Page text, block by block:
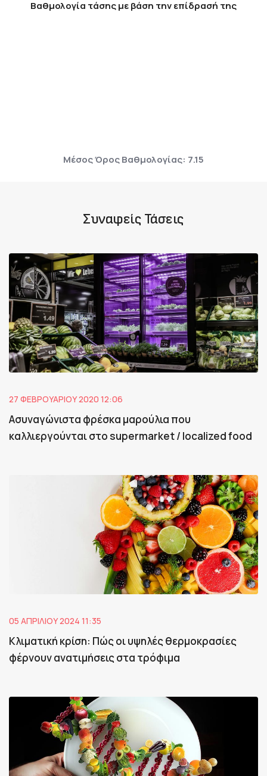
Βαθμολογία τάσης με βάση την επίδρασή της
Μέσος Όρος Βαθμολογίας: 7.15
Συναφείς Τάσεις
27 ΦΕΒΡΟΥΑΡΊΟΥ 2020 12:06
Ασυναγώνιστα φρέσκα μαρούλια που
καλλιεργούνται στο supermarket / localized food
05 ΑΠΡΙΛΊΟΥ 2024 11:35
Κλιματική κρίση: Πώς οι υψηλές θερμοκρασίες
φέρνουν ανατιμήσεις στα τρόφιμα